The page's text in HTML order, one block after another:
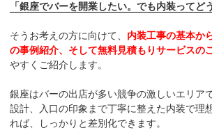
「銀座でバーを開業したい。でも内装ってど
そうお考えの方に向けて、 内装工事の基本か
の事例紹介、そして無料見積もりサービスの
やすくご紹介します。
銀座はバーの出店が多い競争の激しいエリア
設計、入口の印象まで丁寧に整えた内装で理
れば、しっかりと差別化できます。